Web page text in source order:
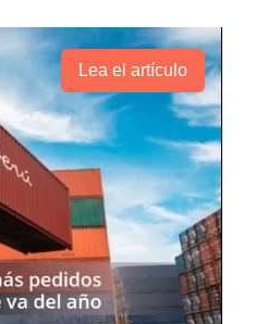
Lea el artículo